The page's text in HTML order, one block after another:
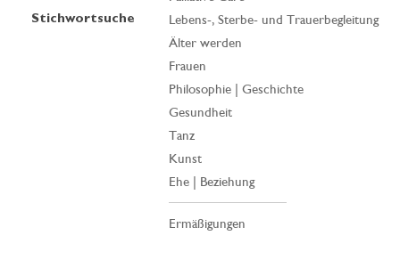
Stichwortsuche
Lebens-, Sterbe- und Trauerbegleitung
Älter werden
Frauen
Philosophie | Geschichte
Gesundheit
Tanz
Kunst
Ehe | Beziehung
Ermäßigungen